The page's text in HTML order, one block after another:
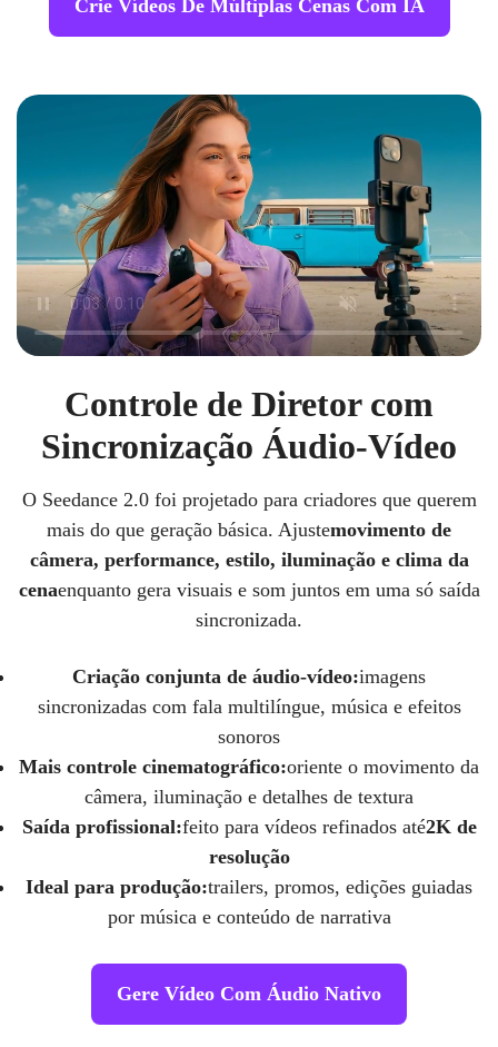
Crie Vídeos De Múltiplas Cenas Com IA
Controle de Diretor com
Sincronização Áudio-Vídeo
O Seedance 2.0 foi projetado para criadores que querem
mais do que geração básica. Ajustemovimento de
câmera, performance, estilo, iluminação e clima da
cenaenquanto gera visuais e som juntos em uma só saída
sincronizada.
Criação conjunta de áudio-vídeo:imagens
sincronizadas com fala multilíngue, música e efeitos
sonoros
Mais controle cinematográfico:oriente o movimento da
câmera, iluminação e detalhes de textura
Saída profissional:feito para vídeos refinados até2K de
resolução
Ideal para produção:trailers, promos, edições guiadas
por música e conteúdo de narrativa
Gere Vídeo Com Áudio Nativo